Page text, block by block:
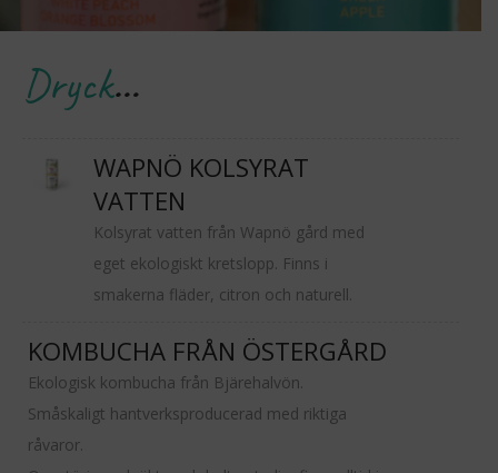
Dryck…
WAPNÖ KOLSYRAT
VATTEN
Kolsyrat vatten från Wapnö gård med
eget ekologiskt kretslopp. Finns i
smakerna fläder, citron och naturell.
KOMBUCHA FRÅN ÖSTERGÅRD
Ekologisk kombucha från Bjärehalvön.
Småskaligt hantverksproducerad med riktiga
råvaror.